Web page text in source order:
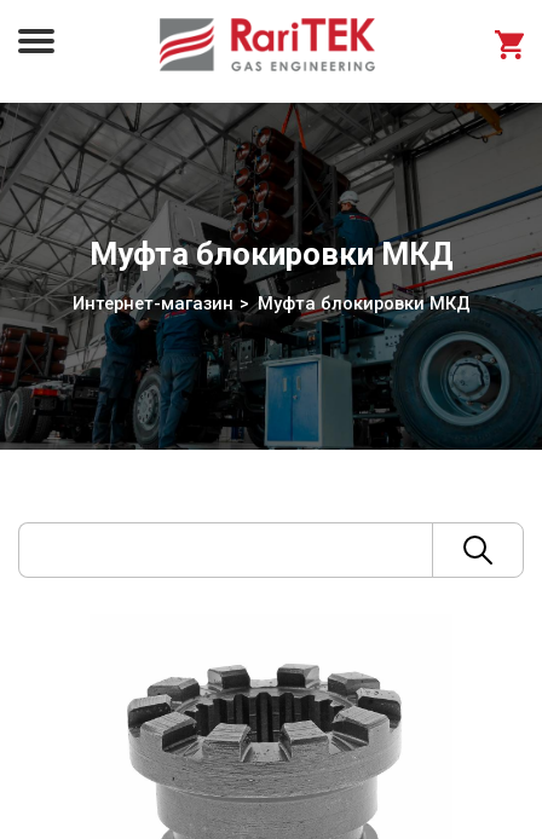
Муфта блокировки МКД
Интернет-магазин Муфта блокировки МКД